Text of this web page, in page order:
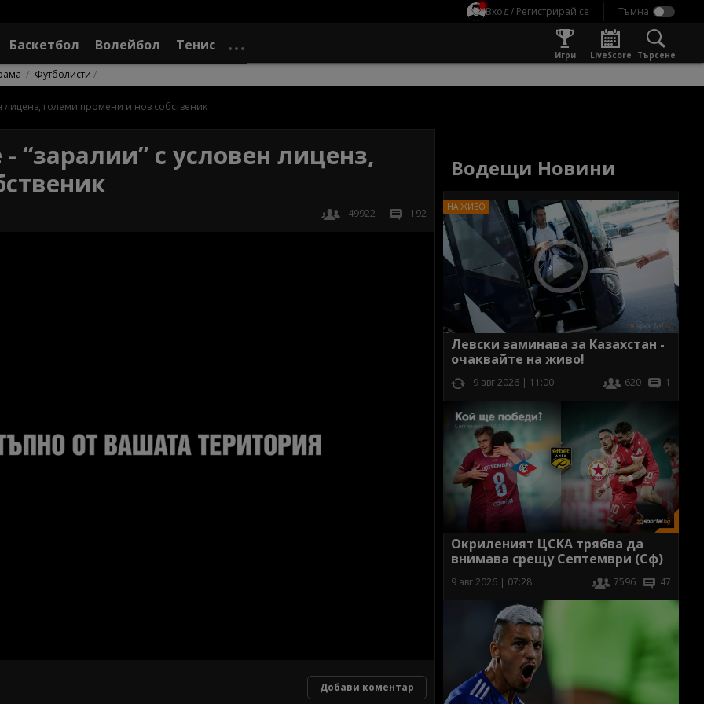
Вход / Регистрирай се
Баскетбол Волейбол Тенис
Игри LiveScore Търсене
Футболисти
лиценз, големи промени и нов собственик
“заралии” с условен лиценз,
49922 192
Добави коментар
Водещи Новини
Левски заминава за Казахстан -
очаквайте на живо!
9 авг 2026 | 11:00 620 1
Окриленият ЦСКА трябва да
внимава срещу Септември (Сф)
9 авг 2026 | 07:28 7596 47